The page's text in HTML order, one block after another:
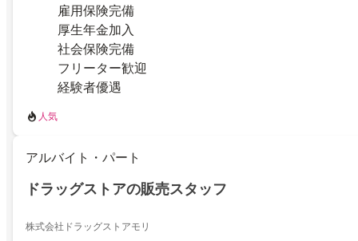
雇用保険完備
厚生年金加入
社会保険完備
フリーター歓迎
経験者優遇
人気
アルバイト・パート
ドラッグストアの販売スタッフ
株式会社ドラッグストアモリ